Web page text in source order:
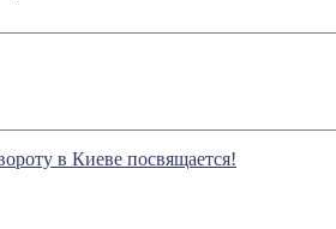
в Киеве посвящается!